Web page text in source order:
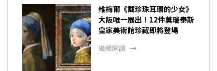
維梅爾《戴珍珠耳環的少女》
大阪唯一展出！12件莫瑞泰斯
皇家美術館珍藏即將登場
繼續閱讀